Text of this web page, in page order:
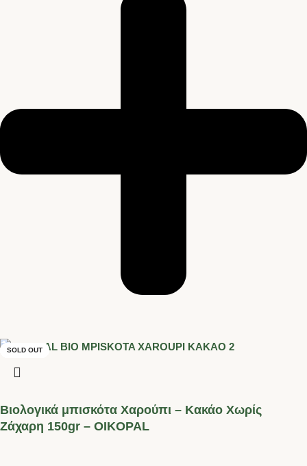
SOLD OUT
Βιολογικά μπισκότα Χαρούπι – Κακάο Χωρίς
Ζάχαρη 150gr – OIKOPAL
SOLD OUT
SOLD OUT
SOLD OUT